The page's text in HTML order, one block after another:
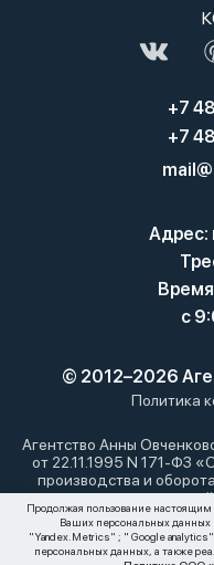
+7
+7
Адрес:
с
Политика
© 2012–2026
Агентство Анны
от 22.11.1995 N 171-ФЗ
производства и
спиртосодержащей
потребления
осуществляем
материалы,
Продолжая пользование настоящим
Ваших персональных данных
"Yandex.Metrics" ; " Google
персональных данных, а также